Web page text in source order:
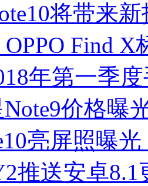
将带来
Find
年第一季
价格曝
亮屏照曝
推送安卓